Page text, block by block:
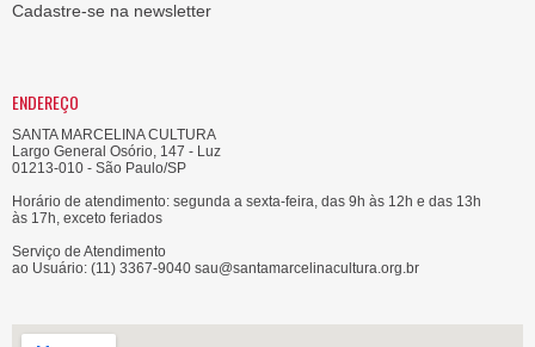
Cadastre-se na newsletter
ENDEREÇO
SANTA MARCELINA CULTURA
Largo General Osório, 147 - Luz
01213-010 - São Paulo/SP
Horário de atendimento: segunda a sexta-feira, das 9h às 12h e das 13h
às 17h, exceto feriados
Serviço de Atendimento
ao Usuário: (11) 3367-9040 sau@santamarcelinacultura.org.br